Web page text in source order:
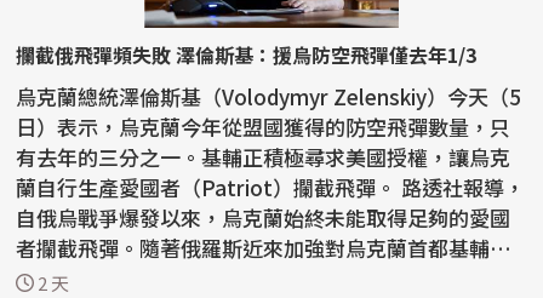
攔截俄飛彈頻失敗 澤倫斯基：援烏防空飛彈僅去年1/3
烏克蘭總統澤倫斯基（Volodymyr Zelenskiy）今天（5
日）表示，烏克蘭今年從盟國獲得的防空飛彈數量，只
有去年的三分之一。基輔正積極尋求美國授權，讓烏克
蘭自行生產愛國者（Patriot）攔截飛彈。 路透社報導，
自俄烏戰爭爆發以來，烏克蘭始終未能取得足夠的愛國
者攔截飛彈。隨著俄羅斯近來加強對烏克蘭首都基輔和
南部...
2 天